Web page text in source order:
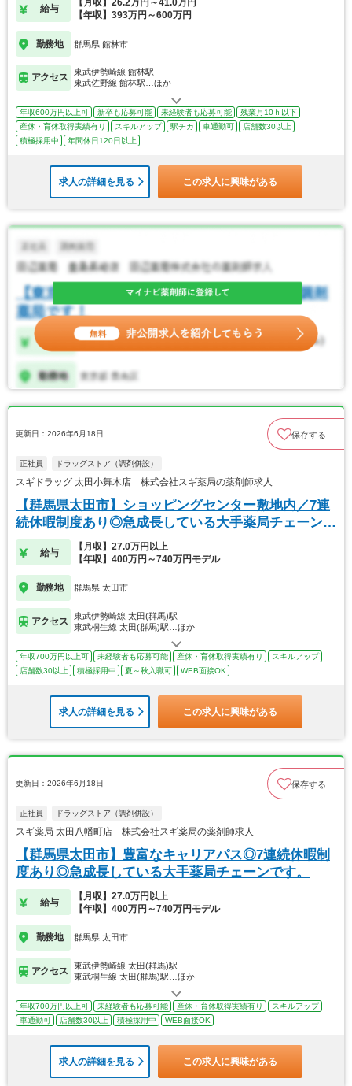
給与
【月収】26.2万円～41.0万円
【年収】393万円～600万円
勤務地 群馬県 館林市
アクセス
東武伊勢崎線 館林駅
東武佐野線 館林駅…ほか
年収600万円以上可 新卒も応募可能 未経験者も応募可能
残業月10ｈ以下
産休・育休取得実績有り
スキルアップ 駅チカ 車通勤可
店舗数30以上
積極採用中
年間休日120日以上
求人の詳細を見る この求人に興味がある
更新日：2026年6月18日 保存する
正社員 ドラッグストア（調剤併設）
スギドラッグ 太田小舞木店 株式会社スギ薬局の薬剤師求人
【群馬県太田市】ショッピングセンター敷地内／7連
続休暇制度あり◎急成長している大手薬局チェーンで
す。
給与
【月収】27.0万円以上
【年収】400万円～740万円モデル
勤務地 群馬県 太田市
アクセス
東武伊勢崎線 太田(群馬)駅
東武桐生線 太田(群馬)駅…ほか
年収700万円以上可 未経験者も応募可能 産休・育休取得実績有り
スキルアップ
店舗数30以上
積極採用中 夏～秋入職可 WEB面接OK
求人の詳細を見る この求人に興味がある
更新日：2026年6月18日 保存する
正社員 ドラッグストア（調剤併設）
スギ薬局 太田八幡町店 株式会社スギ薬局の薬剤師求人
【群馬県太田市】豊富なキャリアパス◎7連続休暇制
度あり◎急成長している大手薬局チェーンです。
給与
【月収】27.0万円以上
【年収】400万円～740万円モデル
勤務地 群馬県 太田市
アクセス
東武伊勢崎線 太田(群馬)駅
東武桐生線 太田(群馬)駅…ほか
年収700万円以上可 未経験者も応募可能 産休・育休取得実績有り
スキルアップ
車通勤可
店舗数30以上 積極採用中 WEB面接OK
求人の詳細を見る この求人に興味がある